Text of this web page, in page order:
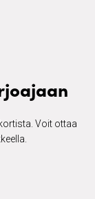
Voit ottaa